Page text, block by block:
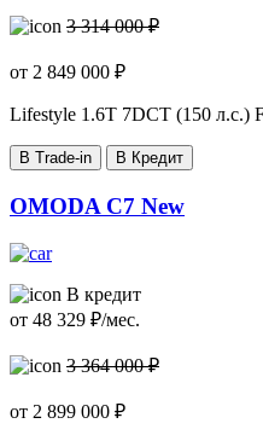
3 314 000 ₽
от 2 849 000 ₽
Lifestyle 1.6T 7DCT (150 л.с.)
В Trade-in В Кредит
OMODA C7 New
В кредит
от 48 329 ₽/мес.
3 364 000 ₽
от 2 899 000 ₽